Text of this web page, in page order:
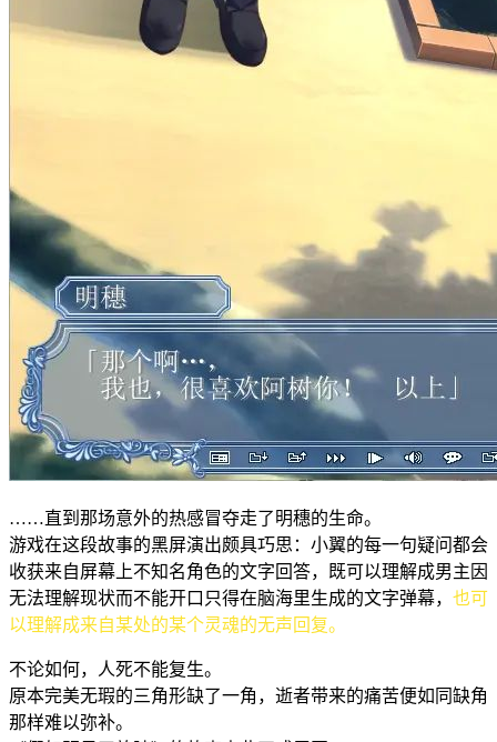
……直到那场意外的热感冒夺走了明穗的生命。
游戏在这段故事的黑屏演出颇具巧思：小翼的每一句疑问都会
收获来自屏幕上不知名角色的文字回答，既可以理解成男主因
无法理解现状而不能开口只得在脑海里生成的文字弹幕， 也可
以理解成来自某处的某个灵魂的无声回复。
不论如何，人死不能复生。
原本完美无瑕的三角形缺了一角，逝者带来的痛苦便如同缺角
那样难以弥补。